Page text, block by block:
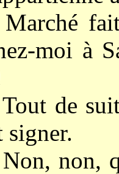
moi à
de
signer.
non,